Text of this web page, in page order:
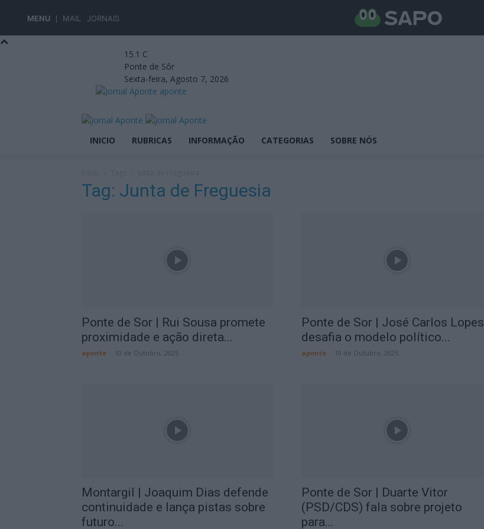
MENU MAIL JORNAIS
15.1 C
Ponte de Sôr
Sexta-feira, Agosto 7, 2026
aponte
INICIO RUBRICAS INFORMAÇÃO CATEGORIAS SOBRE NÓS
Tag: Junta de Freguesia
Ponte de Sor | Rui Sousa promete
proximidade e ação direta...
aponte 10 de Outubro, 2025
Ponte de Sor | José Carlos Lopes
desafia o modelo político...
aponte 10 de Outubro, 2025
Montargil | Joaquim Dias defende
continuidade e lança pistas sobre
futuro...
Ponte de Sor | Duarte Vitor
(PSD/CDS) fala sobre projeto
para...